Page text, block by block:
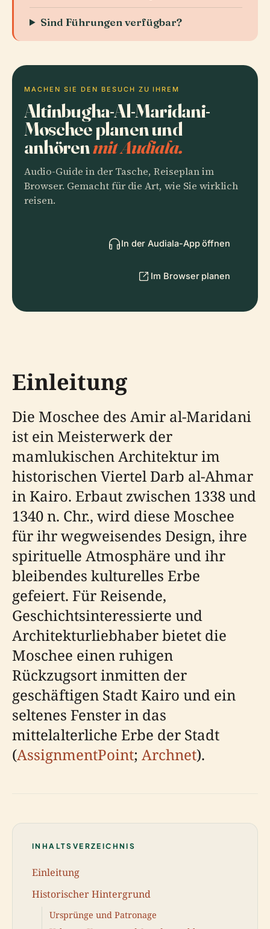
Sind Führungen verfügbar?
MACHEN SIE DEN BESUCH ZU IHREM
Altinbugha-Al-Maridani-
Moschee planen und
anhörenmit Audiala.
Audio-Guide in der Tasche, Reiseplan im
Browser. Gemacht für die Art, wie Sie wirklich
reisen.
In der Audiala-App öffnen
Im Browser planen
Einleitung
Die Moschee des Amir al-Maridani
ist ein Meisterwerk der
mamlukischen Architektur im
historischen Viertel Darb al-Ahmar
in Kairo. Erbaut zwischen 1338 und
1340 n. Chr., wird diese Moschee
für ihr wegweisendes Design, ihre
spirituelle Atmosphäre und ihr
bleibendes kulturelles Erbe
gefeiert. Für Reisende,
Geschichtsinteressierte und
Architekturliebhaber bietet die
Moschee einen ruhigen
Rückzugsort inmitten der
geschäftigen Stadt Kairo und ein
seltenes Fenster in das
mittelalterliche Erbe der Stadt
(AssignmentPoint; Archnet).
INHALTSVERZEICHNIS
Einleitung
Historischer Hintergrund
Ursprünge und Patronage